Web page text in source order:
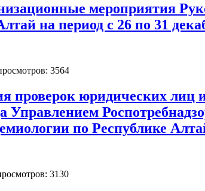
мероприятия
на период с 26 по 31
3564
проверок юридических лиц
Управлением
по Республике
3130